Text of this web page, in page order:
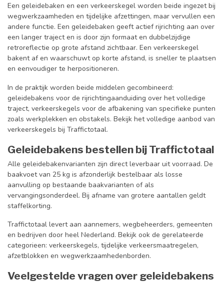
Een geleidebaken en een verkeerskegel worden beide ingezet bij
wegwerkzaamheden en tijdelijke afzettingen, maar vervullen een
andere functie. Een geleidebaken geeft actief rijrichting aan over
een langer traject en is door zijn formaat en dubbelzijdige
retroreflectie op grote afstand zichtbaar. Een verkeerskegel
bakent af en waarschuwt op korte afstand, is sneller te plaatsen
en eenvoudiger te herpositioneren.
In de praktijk worden beide middelen gecombineerd:
geleidebakens voor de rijrichtingaanduiding over het volledige
traject, verkeerskegels voor de afbakening van specifieke punten
zoals werkplekken en obstakels. Bekijk het volledige aanbod van
verkeerskegels bij Traffictotaal.
Geleidebakens bestellen bij Traffictotaal
Alle geleidebakenvarianten zijn direct leverbaar uit voorraad. De
baakvoet van 25 kg is afzonderlijk bestelbaar als losse
aanvulling op bestaande baakvarianten of als
vervangingsonderdeel. Bij afname van grotere aantallen geldt
staffelkorting.
Traffictotaal levert aan aannemers, wegbeheerders, gemeenten
en bedrijven door heel Nederland. Bekijk ook de gerelateerde
categorieen: verkeerskegels, tijdelijke verkeersmaatregelen,
afzetblokken en wegwerkzaamhedenborden.
Veelgestelde vragen over geleidebakens